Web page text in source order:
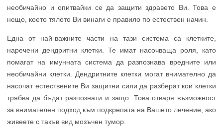
необичайно и опитвайки се да защити здравето Ви. Това е
нещо, което тялото Ви винаги е правило по естествен начин.
Една от най-важните части на тази система са клетките,
наречени дендритни клетки. Те имат насочваща роля, като
помагат на имунната система да разпознава вредните или
необичайни клетки. Дендритните клетки могат внимателно да
насочат естествените Ви защитни сили да разберат кои клетки
трябва да бъдат разпознати и защо. Това отваря възможност
за внимателен подход към подкрепата на Вашето лечение, ако
живеете с такъв вид мозъчен тумор.